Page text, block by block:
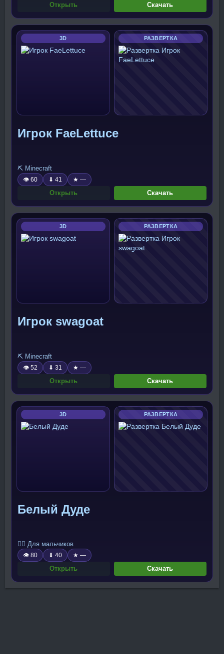
Открыть Скачать
3D РАЗВЕРТКА
Игрок FaeLettuce
⛏️ Minecraft
👁 60 ⬇ 41 ★ —
Открыть Скачать
3D РАЗВЕРТКА
Игрок swagoat
⛏️ Minecraft
👁 52 ⬇ 31 ★ —
Открыть Скачать
3D РАЗВЕРТКА
Белый Дуде
🧍‍♂️ Для мальчиков
👁 80 ⬇ 40 ★ —
Открыть Скачать